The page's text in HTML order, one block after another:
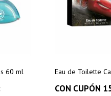
60 ml Eau de Toilette
CON CUPÓN